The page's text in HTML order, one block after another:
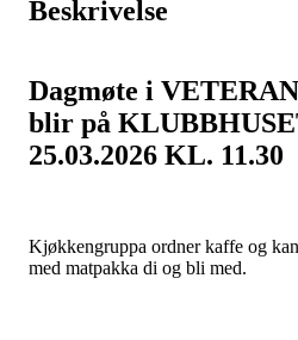
Beskrivelse
Dagmøte i
blir på
25.03.2026 KL. 11.30
Kjøkkengruppa ordner kaffe og
med matpakka di og bli med.